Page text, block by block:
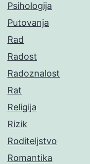
Psihologija
Putovanja
Rad
Radost
Radoznalost
Rat
Religija
Rizik
Roditeljstvo
Romantika